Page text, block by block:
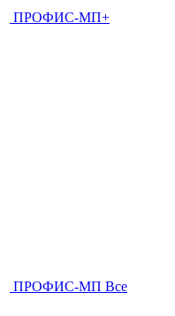
ПРОФИС-МП+
ПРОФИС-МП Все